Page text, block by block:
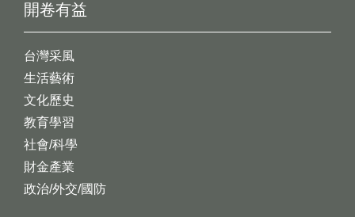
開卷有益
台灣采風
生活藝術
文化歷史
教育學習
社會/科學
財金產業
政治/外交/國防